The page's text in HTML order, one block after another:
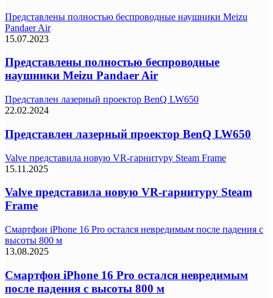
Представлены полностью беспроводные наушники Meizu
Pandaer Air
15.07.2023
Представлены полностью беспроводные
наушники Meizu Pandaer Air
Представлен лазерный проектор BenQ LW650
22.02.2024
Представлен лазерный проектор BenQ LW650
Valve представила новую VR-гарнитуру Steam Frame
15.11.2025
Valve представила новую VR-гарнитуру Steam
Frame
Смартфон iPhone 16 Pro остался невредимым после падения с
высоты 800 м
13.08.2025
Смартфон iPhone 16 Pro остался невредимым
после падения с высоты 800 м